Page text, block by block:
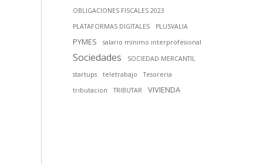
OBLIGACIONES FISCALES 2023
PLATAFORMAS DIGITALES
PLUSVALIA
PYMES salario mínimo interprofesional
Sociedades
SOCIEDAD MERCANTIL
startups
teletrabajo
Tesoreria
tributacion
TRIBUTAR VIVIENDA